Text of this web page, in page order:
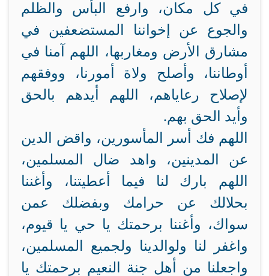
في كل مكان، وارفع البأس والظلم
والجوع عن إخواننا المستضعفين في
مشارق الأرض ومغاربها، اللهم آمنا في
أوطاننا، وأصلح ولاة أمورنا، ووفقهم
لإصلاح رعاياهم، اللهم أيدهم بالحق
وأيد الحق بهم.
اللهم فك أسر المأسورين، واقض الدين
عن المدينين، واهد ضال المسلمين،
اللهم بارك لنا فيما أعطيتنا، وأغننا
بحلالك عن حرامك وبفضلك عمن
سواك، وأغننا برحمتك يا حي يا قيوم،
واغفر لنا ولوالدينا ولجميع المسلمين،
واجعلنا من أهل جنة النعيم برحمتك يا